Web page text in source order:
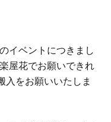
イベントにつきまし
屋花でお願いできれ
入をお願いいたしま